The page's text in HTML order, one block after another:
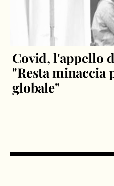
Covid, l'appello
"Resta minaccia
globale"